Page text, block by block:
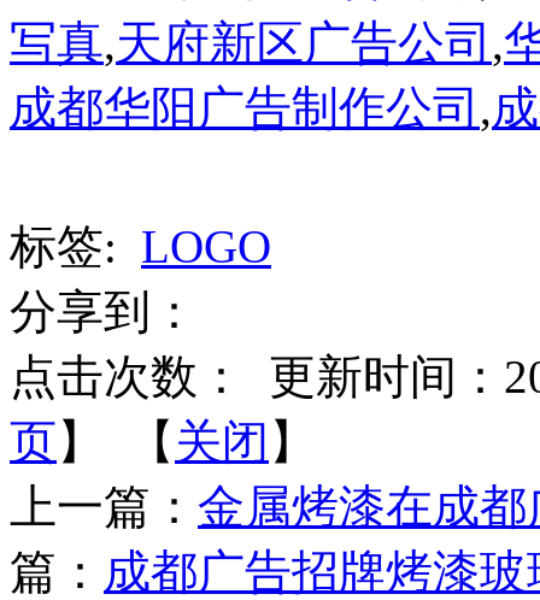
写真,天府新区广告公司 ,
成都华阳广告制作公司 ,
标签: LOGO
分享到：
点击次数：
更新时间：
页】 【 关闭 】
上一篇： 金属烤漆在成
篇： 成都广告招牌烤漆